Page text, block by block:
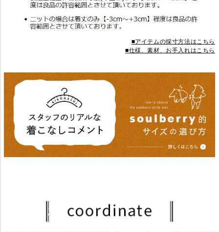
■アイテムの採寸方法はこちら
■仕様、素材、お手入れはこちら